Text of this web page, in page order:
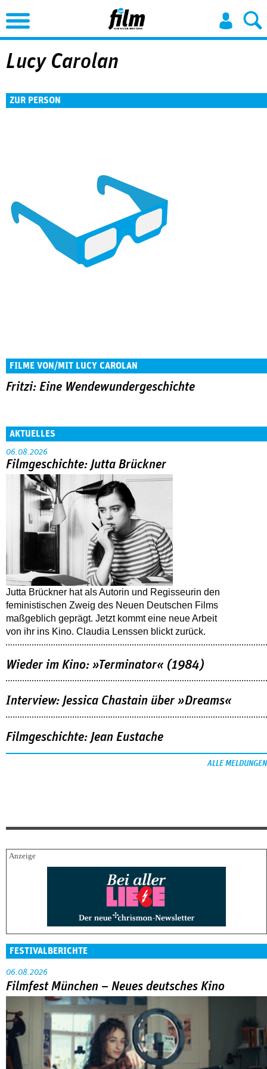
Jump to Navigation
Lucy Carolan
ZUR PERSON
FILME VON/MIT LUCY CAROLAN
Fritzi: Eine Wendewundergeschichte
AKTUELLES
06.08.2026
Filmgeschichte: Jutta Brückner
Jutta Brückner hat als Autorin und Regisseurin den
feministischen Zweig des Neuen Deutschen Films
maßgeblich geprägt. Jetzt kommt eine neue Arbeit
von ihr ins Kino. Claudia Lenssen blickt zurück.
Wieder im Kino: »Terminator« (1984)
Interview: Jessica Chastain über »Dreams«
Filmgeschichte: Jean Eustache
ALLE MELDUNGEN
FESTIVALBERICHTE
06.08.2026
Filmfest München – Neues deutsches Kino